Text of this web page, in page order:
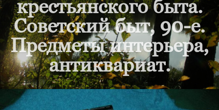
крестьянского быта.
Советский быт, 90-е.
Предметы интерьера,
антиквариат.